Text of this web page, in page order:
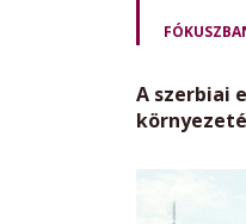
A szerbiai